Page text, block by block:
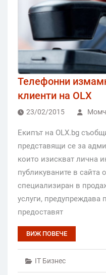
Телефонни
клиенти на OLX
23/02/2015
Екипът на OLX.bg
представящи се за
които изискват лична
публикуваните в сайта
специализиран в
услуги, предупреждава
предоставят
ВИЖ ПОВЕЧЕ
IT Бизнес